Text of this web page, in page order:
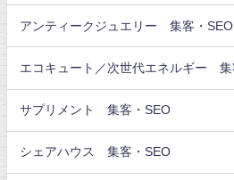
アンティークジュエリー 集客・SEO
エコキュート／次世代エネルギー 集
サプリメント 集客・SEO
シェアハウス 集客・SEO